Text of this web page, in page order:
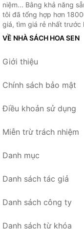
niệm... Bằng khả năng
tôi đã tổng hợp hơn
giá, tìm giá rẻ nhất trước
VỀ NHÀ SÁCH HOA SEN
Giới thiệu
Chính sách bảo mật
Điều khoản sử dụng
Miễn trừ trách nhiệm
Danh mục
Danh sách tác giả
Danh sách công ty
Danh sách từ khóa